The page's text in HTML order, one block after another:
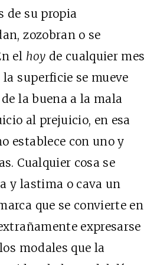
de su propia
zozobran o se
el hoy de cualquier mes
superficie se mueve
la buena a la mala
al prejuicio, en esa
establece con uno y
Cualquier cosa se
y lastima o cava un
que se convierte en
expresarse
modales que la